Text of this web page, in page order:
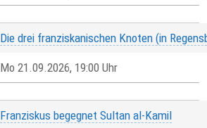
Die drei franziskanischen Knoten (in
Mo 21.09.2026, 19:00 Uhr
Franziskus begegnet Sultan al-Kamil